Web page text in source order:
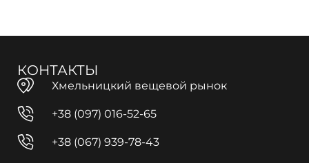
КОНТАКТЫ
Хмельницкий вещевой рынок
+38 (097) 016-52-65
+38 (067) 939-78-43